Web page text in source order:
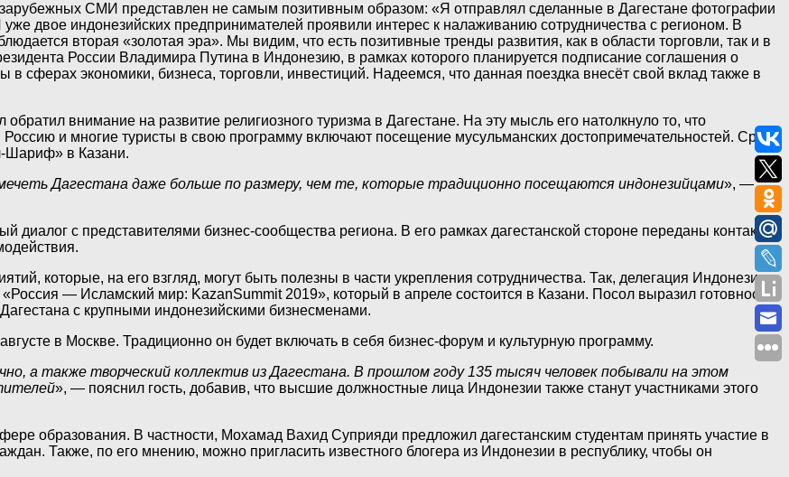
СМИ представлен не самым позитивным образом: «Я отправлял сделанные в Дагестане фотографии
двое индонезийских предпринимателей проявили интерес к налаживанию сотрудничества с регионом. В
вторая «золотая эра». Мы видим, что есть позитивные тренды развития, как в области торговли, так и в
России Владимира Путина в Индонезию, в рамках которого планируется подписание соглашения о
в сферах экономики, бизнеса, торговли, инвестиций. Надеемся, что данная поездка внесёт свой вклад также в
внимание на развитие религиозного туризма в Дагестане. На эту мысль его натолкнуло то, что
Россию и многие туристы в свою программу включают посещение мусульманских достопримечательностей. Среди
Шариф» в Казани.
Дагестана даже больше по размеру, чем те, которые традиционно посещаются индонезийцами», —
диалог с представителями бизнес-сообщества региона. В его рамках дагестанской стороне переданы контакты
которые, на его взгляд, могут быть полезны в части укрепления сотрудничества. Так, делегация Индонезии
— Исламский мир: KazanSummit 2019», который в апреле состоится в Казани. Посол выразил готовность
с крупными индонезийскими бизнесменами.
в Москве. Традиционно он будет включать в себя бизнес-форум и культурную программу.
а также творческий коллектив из Дагестана. В прошлом году 135 тысяч человек побывали на этом
», — пояснил гость, добавив, что высшие должностные лица Индонезии также станут участниками этого
образования. В частности, Мохамад Вахид Суприяди предложил дагестанским студентам принять участие в
Также, по его мнению, можно пригласить известного блогера из Индонезии в республику, чтобы он